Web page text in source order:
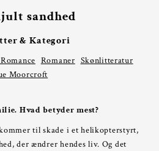
sandhed
& Kategori
Romaner Skønlitteratur
Moorcroft
Hvad betyder mest?
til skade i et helikopterstyrt,
der ændrer hendes liv. Og det